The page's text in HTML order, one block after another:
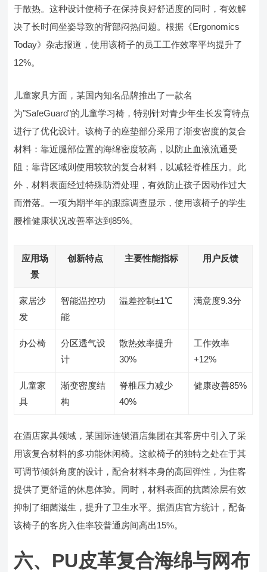
于散热。这种设计使椅子在保持良好舒适度的同时，有效解
决了长时间坐姿导致的背部闷热问题。根据《Ergonomics
Today》杂志报道，使用该椅子的员工工作效率平均提升了
12%。
儿童家具方面，某国内知名品牌推出了一款名
为"SafeGuard"的儿童学习椅，特别针对青少年生长发育特点
进行了优化设计。该椅子的座垫部分采用了渐变密度的复合
材料：靠近腿部位置的海绵密度较高，以防止血液流通受
阻；靠背区域则使用较软的复合材料，以减轻脊椎压力。此
外，材料表面经过特殊防滑处理，有效防止孩子因动作过大
而滑落。一项为期半年的跟踪调查显示，使用该椅子的学生
腰椎健康状况改善率达到85%。
应用场
景
创新特点 主要性能指标 用户反馈
家居沙
发
智能温控功
能
温差控制±1℃ 满意度9.3分
办公椅
分区透气设
计
散热效率提升
30%
工作效率
+12%
儿童家
具
渐变密度结
构
脊椎压力减少
40%
健康改善85%
在酒店家具领域，某国际连锁酒店集团在其客房中引入了采
用该复合材料的多功能休闲椅。这款椅子的独特之处在于其
可调节倾斜角度的设计，配合材料本身的高回弹性，为住客
提供了更舒适的休息体验。同时，材料表面的抗菌涂层有效
抑制了细菌滋生，提升了卫生水平。据酒店官方统计，配备
该椅子的客房入住率较普通房间高出15%。
六、PU皮革复合海绵与网布